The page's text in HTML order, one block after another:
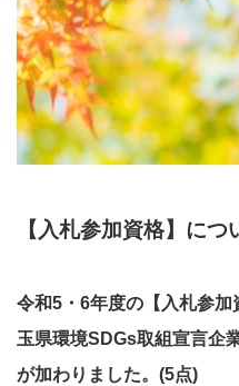
【入札参加資格】につ
令和5・6年度の【入札参
玉県環境SDGs取組宣言企
が加わりました。(5点)